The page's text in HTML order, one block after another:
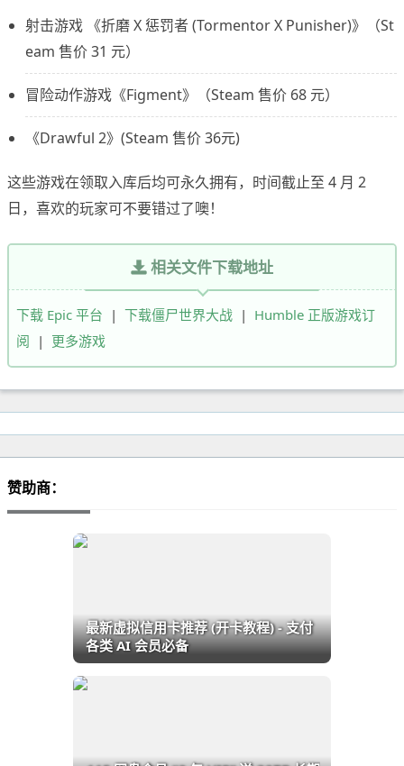
射击游戏 《折磨 X 惩罚者 (Tormentor X Punisher)》（St
eam 售价 31 元）
冒险动作游戏《Figment》（Steam 售价 68 元）
《Drawful 2》(Steam 售价 36元)
这些游戏在领取入库后均可永久拥有，时间截止至 4 月 2
日，喜欢的玩家可不要错过了噢！
相关文件下载地址
下载 Epic 平台 | 下载僵尸世界大战 | Humble 正版游戏订
阅 | 更多游戏
赞助商：
最新虚拟信用卡推荐 (开卡教程) - 支付
各类 AI 会员必备